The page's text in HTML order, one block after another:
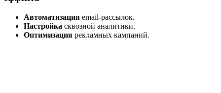
Автоматизация email-рассылок.
Настройка сквозной аналитики.
Оптимизация рекламных кампаний.